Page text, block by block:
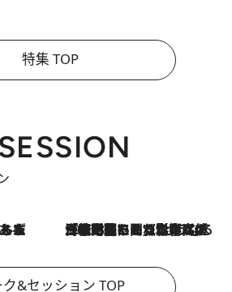
特集 TOP
2026.8.3
「住宅建てられない…」「サーチャージ料の高値が続いている」ホルムズ海峡封鎖による影響はいつまで続く？《エネルギー専門家に聞く“どうなる日本の暮らし”》
ク&セッション TOP